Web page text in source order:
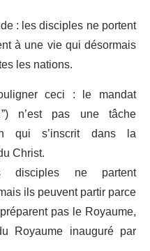
: les disciples ne portent
à une vie qui désormais
les nations.
ceci : le mandat
n’est pas une tâche
qui s’inscrit dans la
Christ.
disciples ne partent
ils peuvent partir parce
pas le Royaume,
Royaume inauguré par